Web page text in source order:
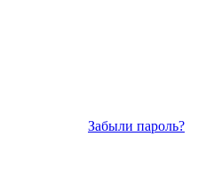
Забыли пароль?